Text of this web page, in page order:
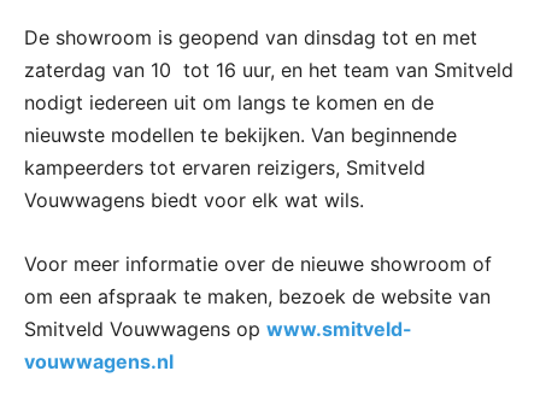
De showroom is geopend van dinsdag tot en met
zaterdag van 10 tot 16 uur, en het team van Smitveld
nodigt iedereen uit om langs te komen en de
nieuwste modellen te bekijken. Van beginnende
kampeerders tot ervaren reizigers, Smitveld
Vouwwagens biedt voor elk wat wils.
Voor meer informatie over de nieuwe showroom of
om een afspraak te maken, bezoek de website van
Smitveld Vouwwagens op www.smitveld-
vouwwagens.nl